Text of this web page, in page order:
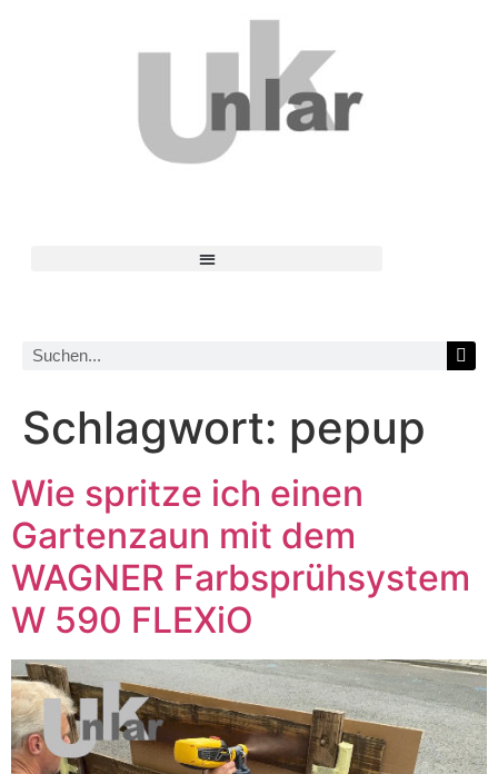
Schlagwort: pepup
Wie spritze ich einen
Gartenzaun mit dem
WAGNER Farbsprühsystem
W 590 FLEXiO